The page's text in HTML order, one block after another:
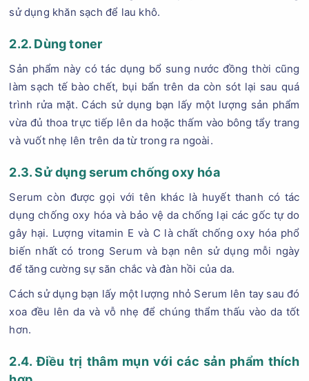
sử dụng khăn sạch để lau khô.
2.2. Dùng toner
Sản phẩm này có tác dụng bổ sung nước đồng thời cũng
làm sạch tế bào chết, bụi bẩn trên da còn sót lại sau quá
trình rửa mặt. Cách sử dụng bạn lấy một lượng sản phẩm
vừa đủ thoa trực tiếp lên da hoặc thấm vào bông tẩy trang
và vuốt nhẹ lên trên da từ trong ra ngoài.
2.3. Sử dụng serum chống oxy hóa
Serum còn được gọi với tên khác là huyết thanh có tác
dụng chống oxy hóa và bảo vệ da chống lại các gốc tự do
gây hại. Lượng vitamin E và C là chất chống oxy hóa phổ
biến nhất có trong Serum và bạn nên sử dụng mỗi ngày
để tăng cường sự săn chắc và đàn hồi của da.
Cách sử dụng bạn lấy một lượng nhỏ Serum lên tay sau đó
xoa đều lên da và vỗ nhẹ để chúng thẩm thấu vào da tốt
hơn.
2.4. Điều trị thâm mụn với các sản phẩm thích